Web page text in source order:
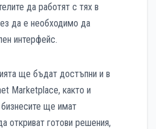
да работят с тях в
да е необходимо да
интерфейс.
ще бъдат достъпни и в
Marketplace, както и
ще имат
откриват готови решения,